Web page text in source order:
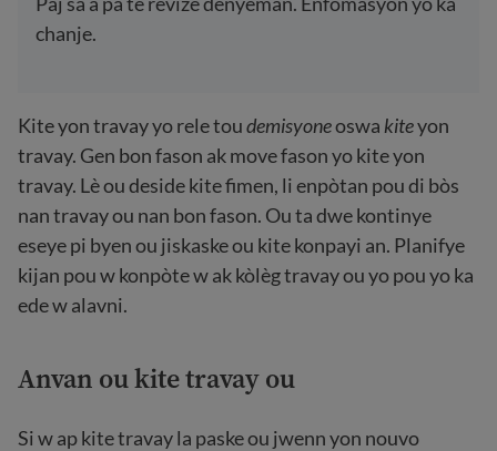
chanje.
Kite yon travay yo rele toudemisyoneoswa kiteyon
travay. Gen bon fason ak move fason yo kite yon
travay. Lè ou deside kite fimen, li enpòtan pou di bòs
nan travay ou nan bon fason. Ou ta dwe kontinye
eseye pi byen ou jiskaske ou kite konpayi an. Planifye
kijan pou w konpòte w ak kòlèg travay ou yo pou yo ka
ede w alavni.
Anvan ou kite travay ou
Si w ap kite travay la paske ou jwenn yon nouvo